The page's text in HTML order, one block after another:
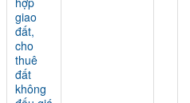
giao
đất,
cho
thuê
đất
không